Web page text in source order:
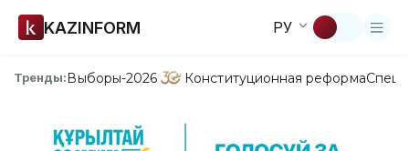
KAZINFORM РУ
Тренды:Выборы-2026 Конституционная реформа